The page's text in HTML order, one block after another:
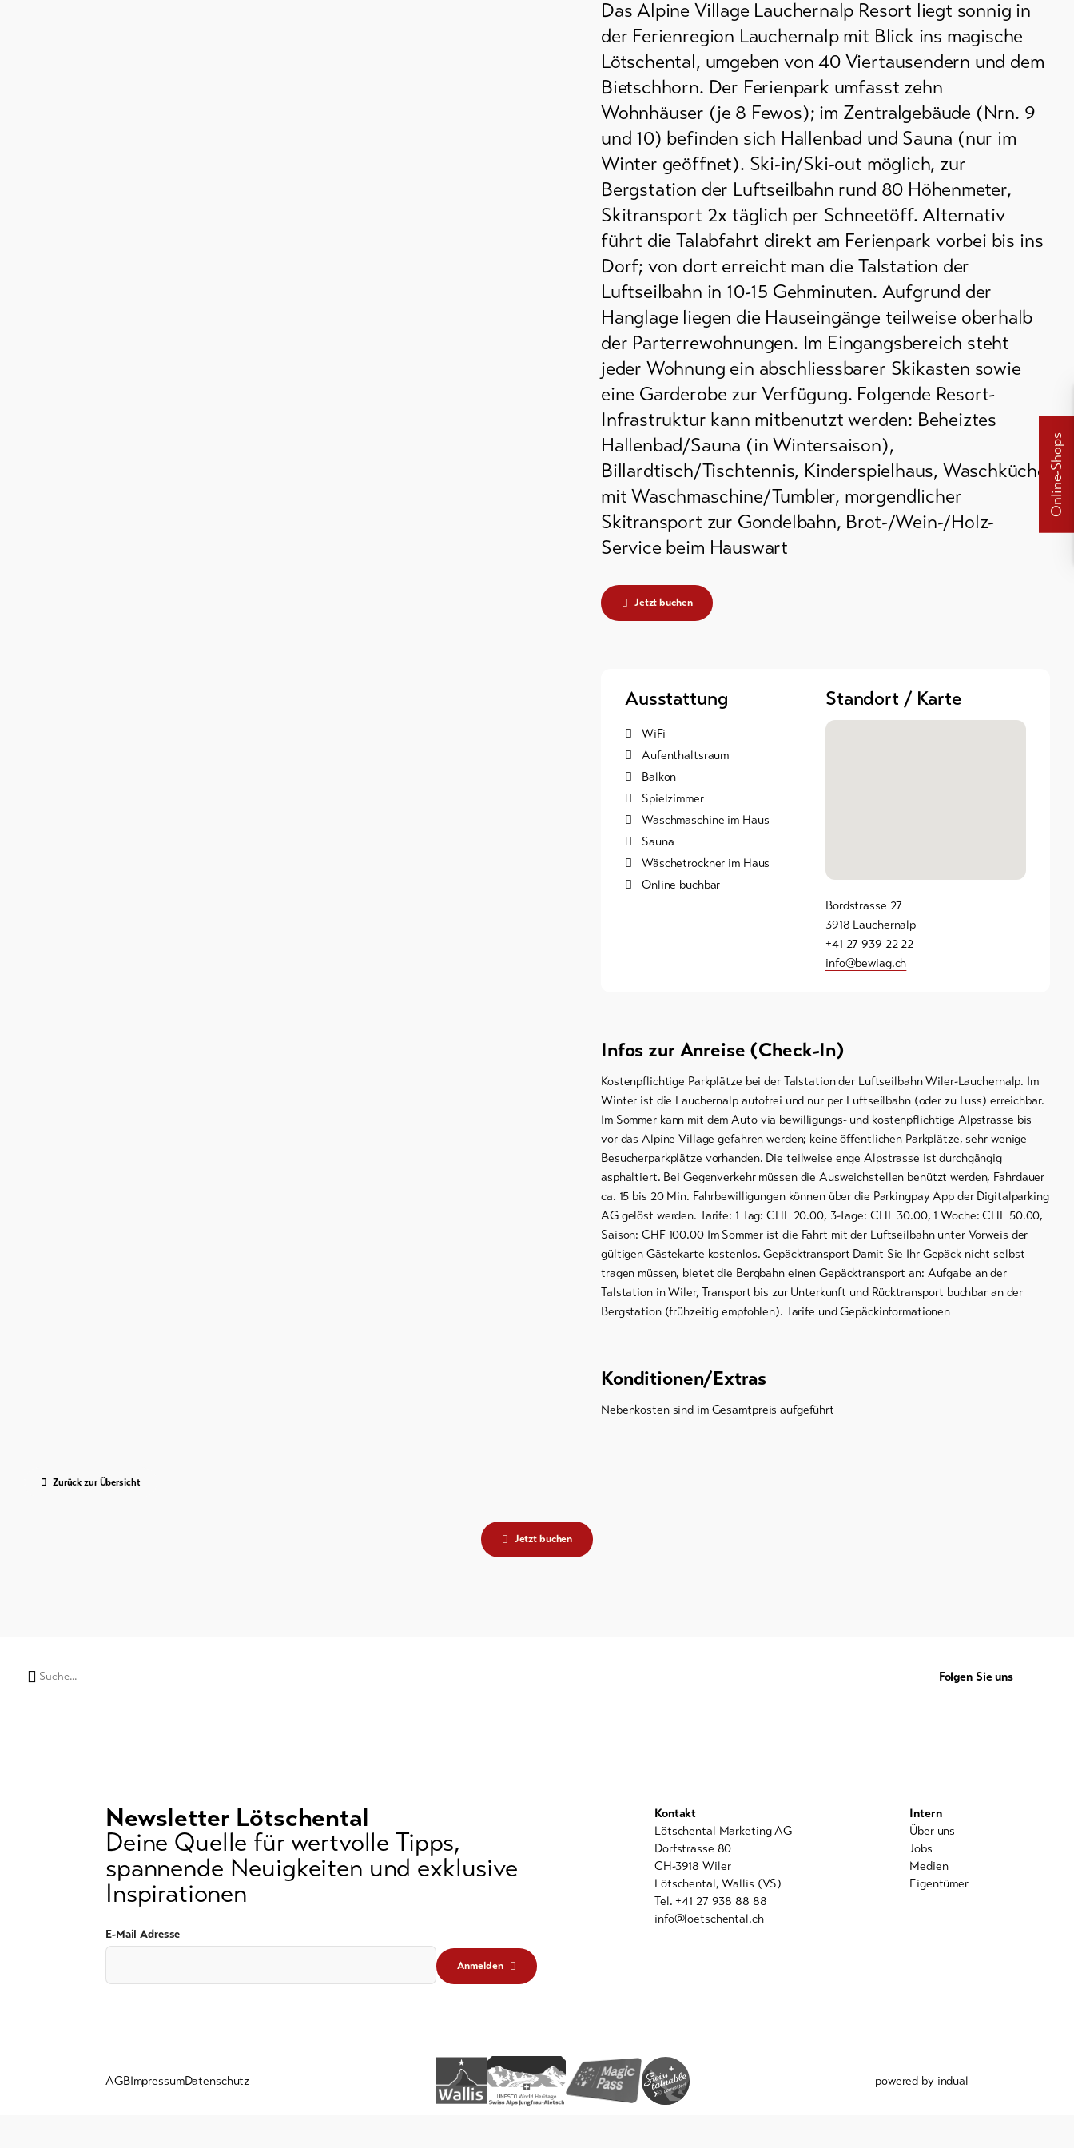
Online-Shops
Das Alpine Village Lauchernalp Resort liegt sonnig in
der Ferienregion Lauchernalp mit Blick ins magische
Lötschental, umgeben von 40 Viertausendern und dem
Bietschhorn. Der Ferienpark umfasst zehn
Wohnhäuser (je 8 Fewos); im Zentralgebäude (Nrn. 9
und 10) befinden sich Hallenbad und Sauna (nur im
Winter geöffnet). Ski-in/Ski-out möglich, zur
Bergstation der Luftseilbahn rund 80 Höhenmeter,
Skitransport 2x täglich per Schneetöff. Alternativ
führt die Talabfahrt direkt am Ferienpark vorbei bis ins
Dorf; von dort erreicht man die Talstation der
Luftseilbahn in 10-15 Gehminuten. Aufgrund der
Hanglage liegen die Hauseingänge teilweise oberhalb
der Parterrewohnungen. Im Eingangsbereich steht
jeder Wohnung ein abschliessbarer Skikasten sowie
eine Garderobe zur Verfügung. Folgende Resort-
Infrastruktur kann mitbenutzt werden: Beheiztes
Hallenbad/Sauna (in Wintersaison),
Billardtisch/Tischtennis, Kinderspielhaus, Waschküche
mit Waschmaschine/Tumbler, morgendlicher
Skitransport zur Gondelbahn, Brot-/Wein-/Holz-
Service beim Hauswart
Jetzt buchen
Ausstattung
WiFi
Aufenthaltsraum
Balkon
Spielzimmer
Waschmaschine im Haus
Sauna
Wäschetrockner im Haus
Online buchbar
Standort / Karte
Bordstrasse 27
3918 Lauchernalp
+41 27 939 22 22
info@bewiag.ch
Infos zur Anreise (Check-In)
Kostenpflichtige Parkplätze bei der Talstation der Luftseilbahn Wiler-Lauchernalp. Im
Winter ist die Lauchernalp autofrei und nur per Luftseilbahn (oder zu Fuss) erreichbar.
Im Sommer kann mit dem Auto via bewilligungs- und kostenpflichtige Alpstrasse bis
vor das Alpine Village gefahren werden; keine öffentlichen Parkplätze, sehr wenige
Besucherparkplätze vorhanden. Die teilweise enge Alpstrasse ist durchgängig
asphaltiert. Bei Gegenverkehr müssen die Ausweichstellen benützt werden, Fahrdauer
ca. 15 bis 20 Min. Fahrbewilligungen können über die Parkingpay App der Digitalparking
AG gelöst werden. Tarife: 1 Tag: CHF 20.00, 3-Tage: CHF 30.00, 1 Woche: CHF 50.00,
Saison: CHF 100.00 Im Sommer ist die Fahrt mit der Luftseilbahn unter Vorweis der
gültigen Gästekarte kostenlos. Gepäcktransport Damit Sie Ihr Gepäck nicht selbst
tragen müssen, bietet die Bergbahn einen Gepäcktransport an: Aufgabe an der
Talstation in Wiler, Transport bis zur Unterkunft und Rücktransport buchbar an der
Bergstation (frühzeitig empfohlen). Tarife und Gepäckinformationen
Konditionen/Extras
Nebenkosten sind im Gesamtpreis aufgeführt
Zurück zur Übersicht
Jetzt buchen
Suchwort
Folgen Sie uns
Newsletter Lötschental
Deine Quelle für wertvolle Tipps,
spannende Neuigkeiten und exklusive
Inspirationen
E-Mail Adresse
Anmelden
Kontakt
Lötschental Marketing AG
Dorfstrasse 80
CH-3918 Wiler
Lötschental, Wallis (VS)
Tel. +41 27 938 88 88
info@loetschental.ch
Intern
Über uns
Jobs
Medien
Eigentümer
AGBImpressumDatenschutz powered by indual